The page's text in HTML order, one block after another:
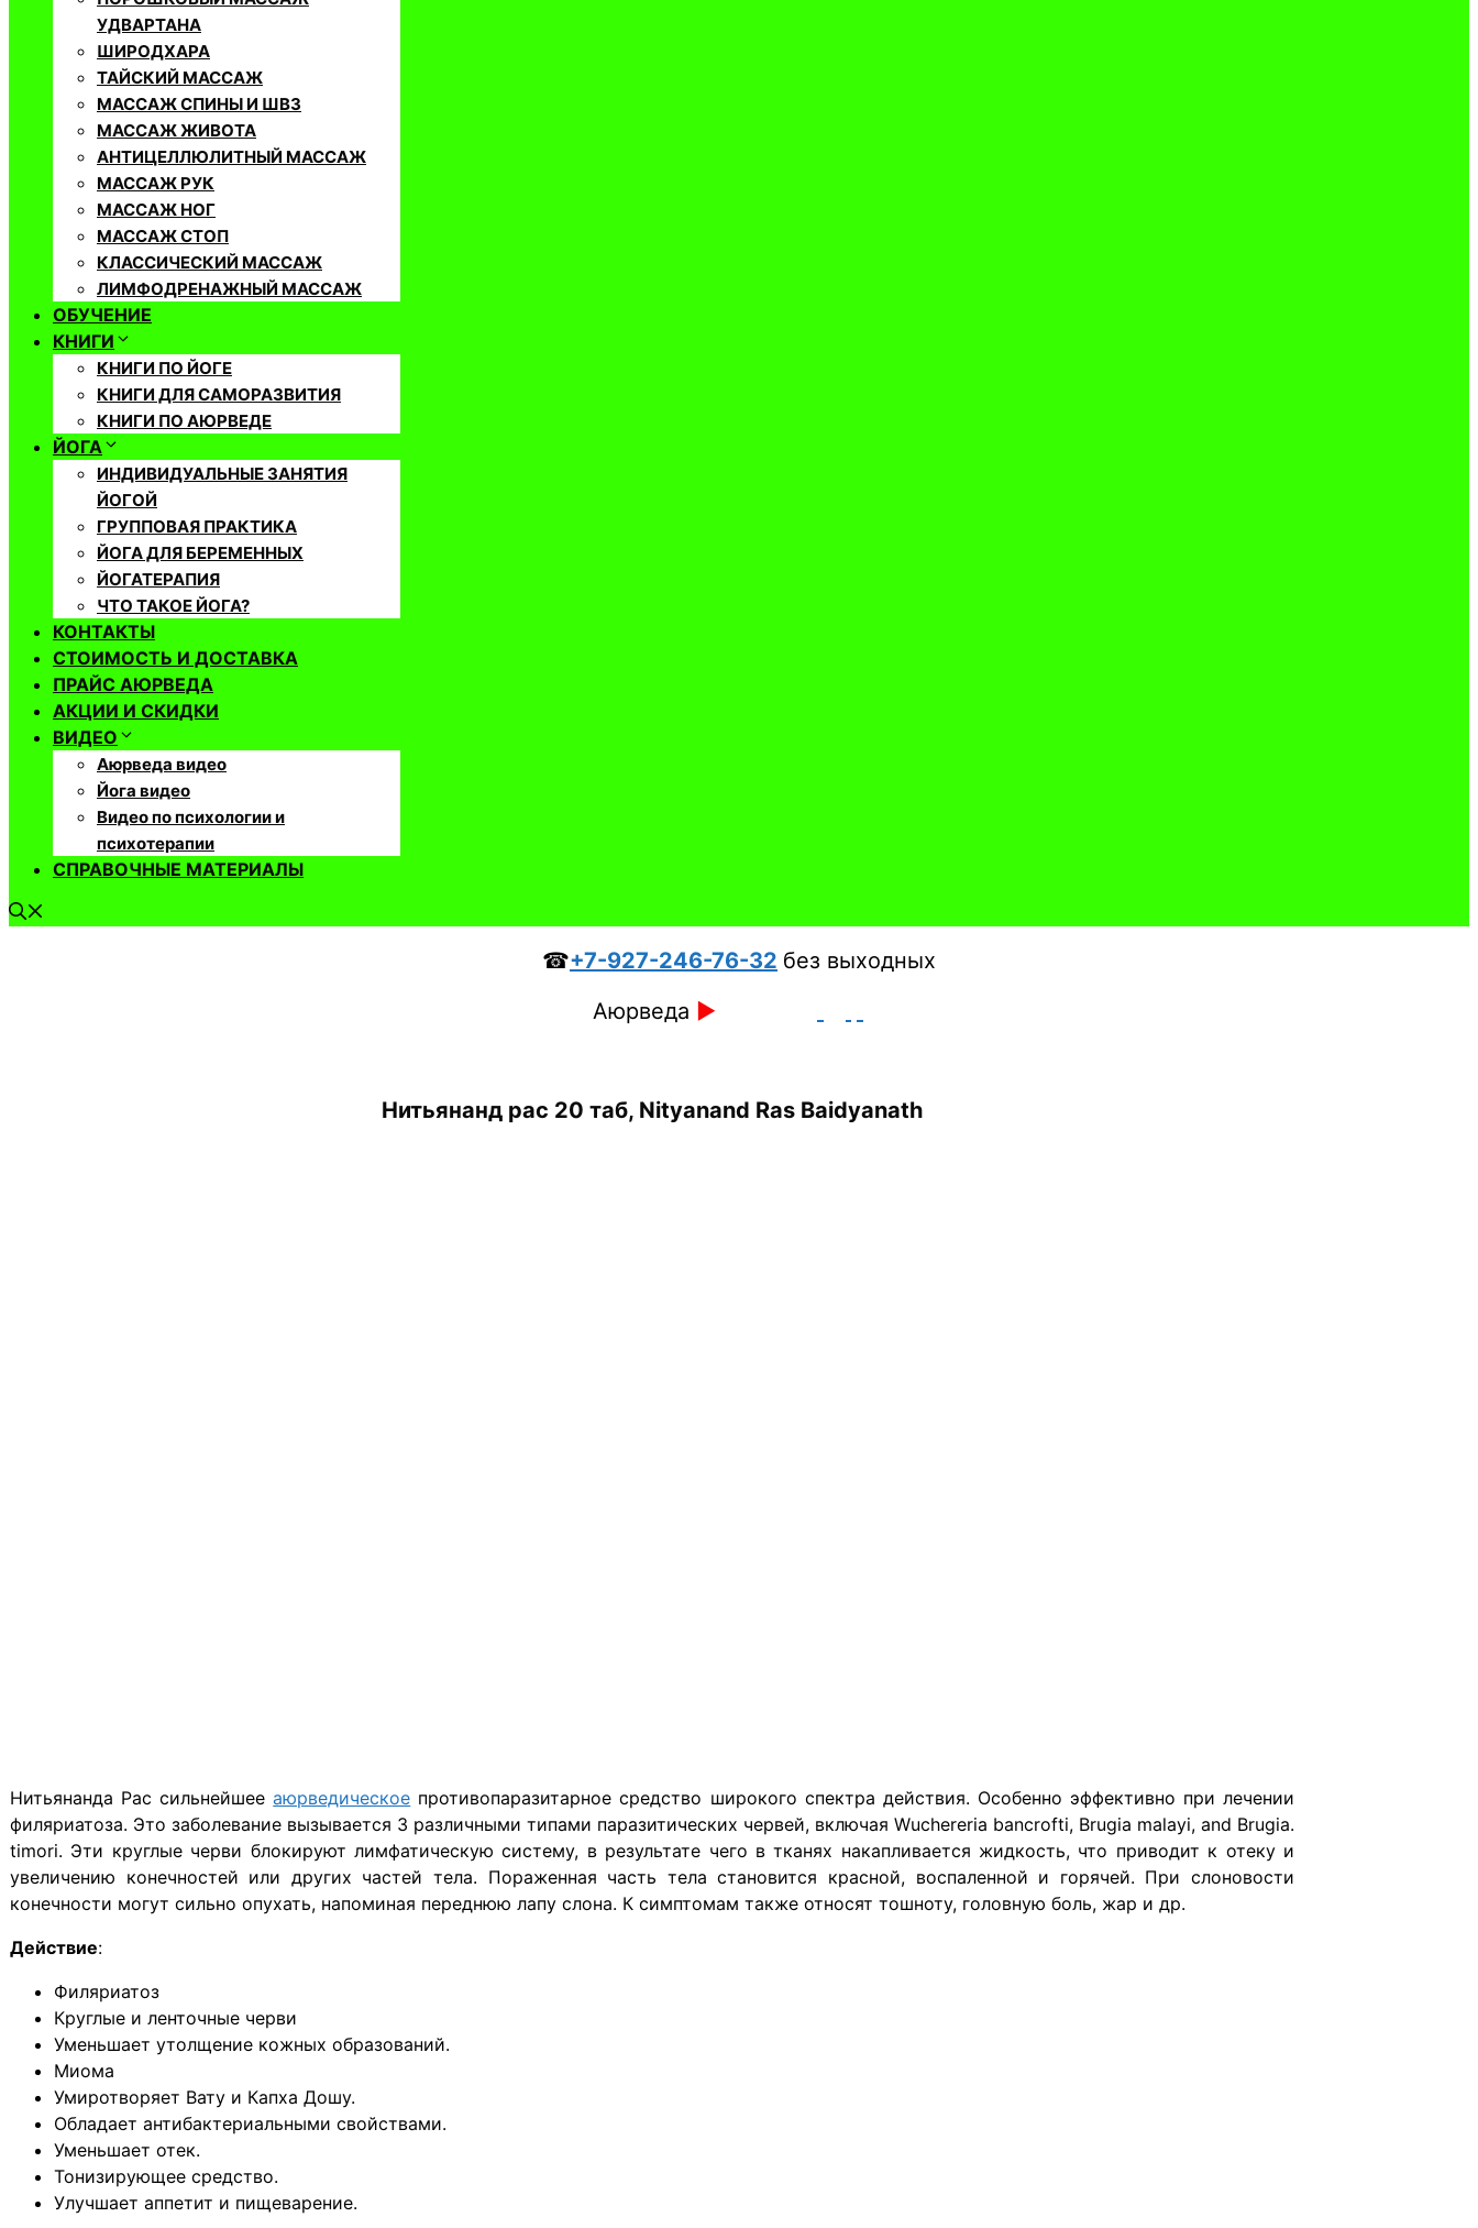
УДВАРТАНА
ШИРОДХАРА
ТАЙСКИЙ МАССАЖ
МАССАЖ СПИНЫ И ШВЗ
МАССАЖ ЖИВОТА
АНТИЦЕЛЛЮЛИТНЫЙ МАССАЖ
МАССАЖ РУК
МАССАЖ НОГ
МАССАЖ СТОП
КЛАССИЧЕСКИЙ МАССАЖ
ЛИМФОДРЕНАЖНЫЙ МАССАЖ
ОБУЧЕНИЕ
КНИГИ
КНИГИ ПО ЙОГЕ
КНИГИ ДЛЯ САМОРАЗВИТИЯ
КНИГИ ПО АЮРВЕДЕ
ЙОГА
ИНДИВИДУАЛЬНЫЕ ЗАНЯТИЯ
ЙОГОЙ
ГРУППОВАЯ ПРАКТИКА
ЙОГА ДЛЯ БЕРЕМЕННЫХ
ЙОГАТЕРАПИЯ
ЧТО ТАКОЕ ЙОГА?
КОНТАКТЫ
СТОИМОСТЬ И ДОСТАВКА
ПРАЙС АЮРВЕДА
АКЦИИ И СКИДКИ
ВИДЕО
Аюрведа видео
Йога видео
Видео по психологии и
психотерапии
СПРАВОЧНЫЕ МАТЕРИАЛЫ
☎+7-927-246-76-32 без выходных
Аюрведа ►
Нитьянанд рас 20 таб, Nityanand Ras Baidyanath
Нитьянанда Рас сильнейшееаюрведическое противопаразитарное средство широкого спектра действия. Особенно эффективно при лечении
филяриатоза. Это заболевание вызывается 3 различными типами паразитических червей, включая Wuchereria bancrofti, Brugia malayi, and Brugia.
timori. Эти круглые черви блокируют лимфатическую систему, в результате чего в тканях накапливается жидкость, что приводит к отеку и
увеличению конечностей или других частей тела. Пораженная часть тела становится красной, воспаленной и горячей. При слоновости
конечности могут сильно опухать, напоминая переднюю лапу слона. К симптомам также относят тошноту, головную боль, жар и др.
Действие:
Филяриатоз
Круглые и ленточные черви
Уменьшает утолщение кожных образований.
Миома
Умиротворяет Вату и Капха Дошу.
Обладает антибактериальными свойствами.
Уменьшает отек.
Тонизирующее средство.
Улучшает аппетит и пищеварение.